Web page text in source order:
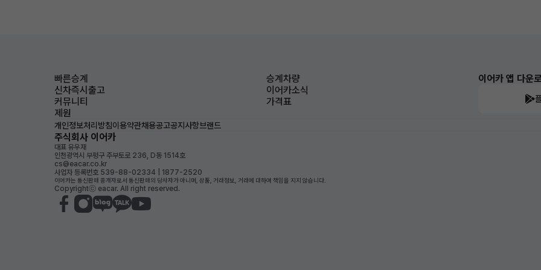
빠른승계
승계차량
신차즉시출고
이어카소식
커뮤니티
가격표
제원
이어카 앱 다운
개인정보처리방침이용약관채용공고공지사항브랜드
주식회사 이어카
대표 유우재
인천광역시 부평구 주부토로 236, D동 1514호
cs@eacar.co.kr
사업자 등록번호 539-88-02334 | 1877-2520
이어카는 통신판매 중개자로서 통신판매의 당사자가 아니며, 상품, 거래정보, 거래에 대하여 책임을 지지 않습니다.
Copyrightⓒ eacar. All right reserved.